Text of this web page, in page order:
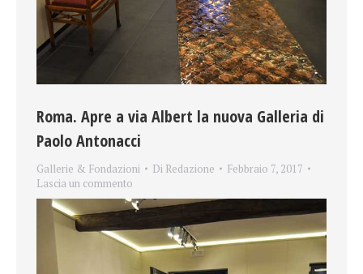
Roma. Apre a via Albert la nuova Galleria di
Paolo Antonacci
Gallerie & Fondazioni Di Redazione
Febbraio 7, 2017
Lascia un commento